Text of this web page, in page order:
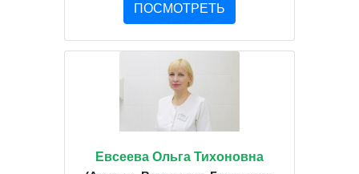
ПОСМОТРЕТЬ
Евсеева Ольга Тихоновна